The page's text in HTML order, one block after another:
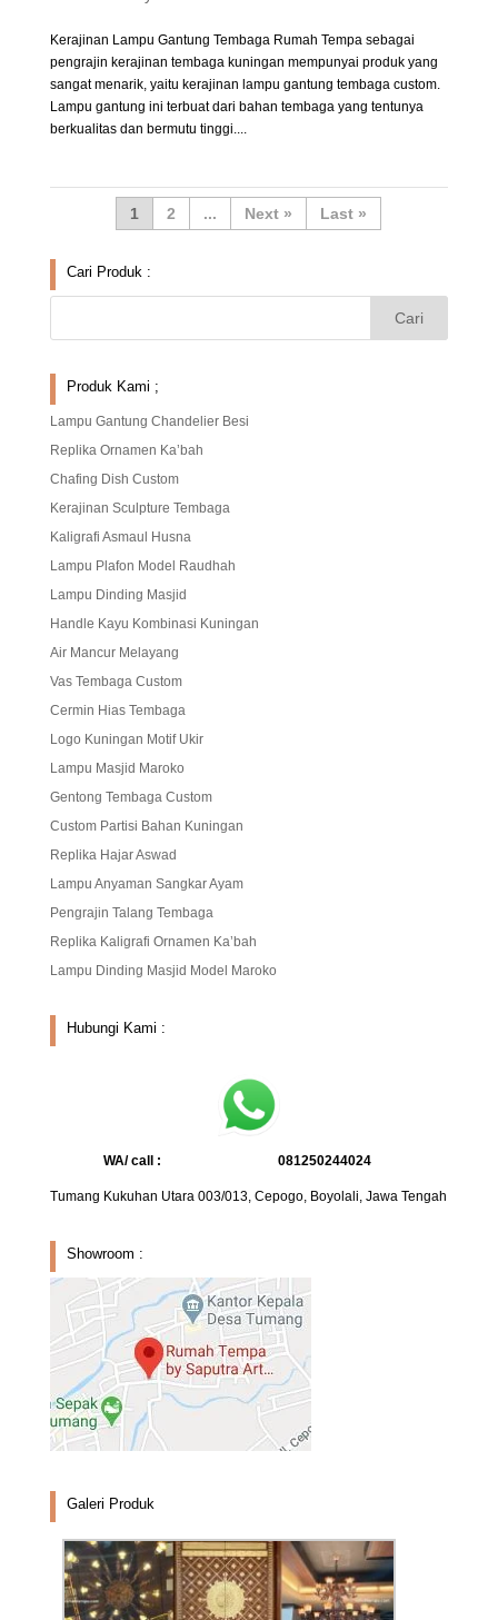
Kerajinan Lampu Gantung Tembaga Rumah Tempa sebagai
pengrajin kerajinan tembaga kuningan mempunyai produk yang
sangat menarik, yaitu kerajinan lampu gantung tembaga custom.
Lampu gantung ini terbuat dari bahan tembaga yang tentunya
berkualitas dan bermutu tinggi....
1 2 ... » Last »
Cari Produk :
Produk Kami ;
Lampu Gantung Chandelier Besi
Replika Ornamen Ka’bah
Chafing Dish Custom
Kerajinan Sculpture Tembaga
Kaligrafi Asmaul Husna
Lampu Plafon Model Raudhah
Lampu Dinding Masjid
Handle Kayu Kombinasi Kuningan
Air Mancur Melayang
Vas Tembaga Custom
Cermin Hias Tembaga
Logo Kuningan Motif Ukir
Lampu Masjid Maroko
Gentong Tembaga Custom
Custom Partisi Bahan Kuningan
Replika Hajar Aswad
Lampu Anyaman Sangkar Ayam
Pengrajin Talang Tembaga
Replika Kaligrafi Ornamen Ka’bah
Lampu Dinding Masjid Model Maroko
Hubungi Kami :
WA/ call : 081250244024
Tumang Kukuhan Utara 003/013, Cepogo, Boyolali, Jawa Tengah
Showroom :
Galeri Produk